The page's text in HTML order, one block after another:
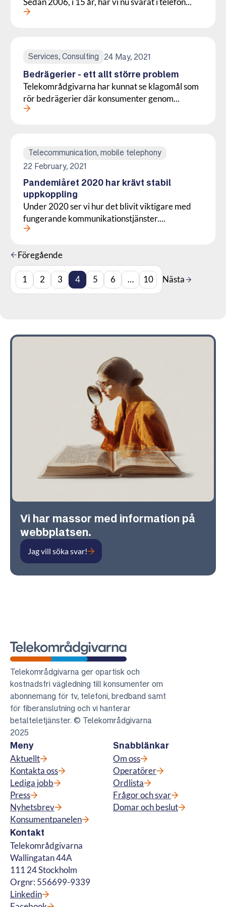
Sedan 2006, i 15 år, har vi nu svarat i telefon...
Läs mer om denna Press
Services, Consulting 24 May, 2021
Bedrägerier - ett allt större problem
Telekområdgivarna har kunnat se klagomål som
rör bedrägerier där konsumenter genom...
Läs mer om denna Press
Telecommunication, mobile telephony
22 February, 2021
Pandemiåret 2020 har krävt stabil
uppkoppling
Under 2020 ser vi hur det blivit viktigare med
fungerande kommunikationstjänster....
Läs mer om denna Press
Föregående
1 2 3 4 5 6 … 10 Nästa
Vi har massor med information på
webbplatsen.
Jag vill söka svar!
Telekområdgivarna
Telekområdgivarna ger opartisk och
kostnadsfri vägledning till konsumenter om
abonnemang för tv, telefoni, bredband samt
för fiberanslutning och vi hanterar
betalteletjänster. © Telekområdgivarna
2025
Meny
Aktuellt
Kontakta oss
Lediga jobb
Press
Nyhetsbrev
Konsumentpanelen
Snabblänkar
Om oss
Operatörer
Ordlista
Frågor och svar
Domar och beslut
Kontakt
Telekområdgivarna
Wallingatan 44A
111 24 Stockholm
Orgnr: 556699-9339
Linkedin